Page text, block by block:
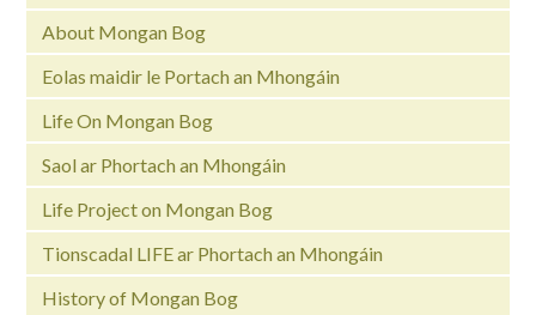
About Mongan Bog
Eolas maidir le Portach an Mhongáin
Life On Mongan Bog
Saol ar Phortach an Mhongáin
Life Project on Mongan Bog
Tionscadal LIFE ar Phortach an Mhongáin
History of Mongan Bog